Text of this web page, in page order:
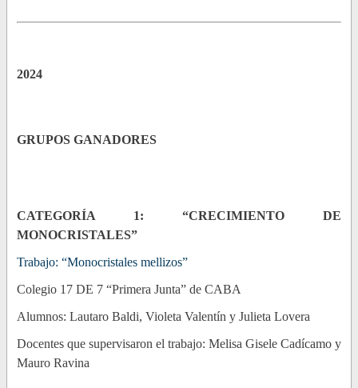
2024
GRUPOS GANADORES
CATEGORÍA 1: “CRECIMIENTO DE
MONOCRISTALES”
Trabajo: “Monocristales mellizos”
Colegio 17 DE 7 “Primera Junta” de CABA
Alumnos: Lautaro Baldi, Violeta Valentín y Julieta Lovera
Docentes que supervisaron el trabajo: Melisa Gisele Cadícamo y
Mauro Ravina